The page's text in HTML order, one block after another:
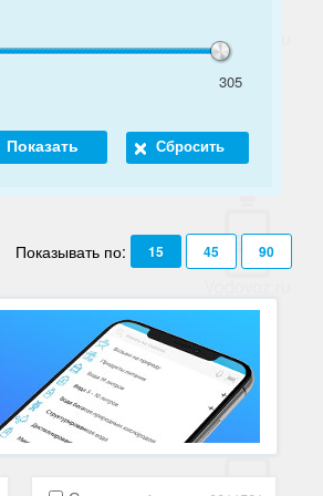
305
8
Показывать по: 15 45 90